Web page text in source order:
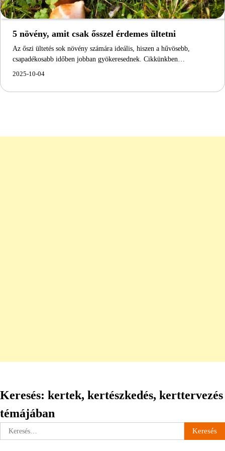
5 növény, amit csak ősszel érdemes ültetni
Az őszi ültetés sok növény számára ideális, hiszen a hűvösebb,
csapadékosabb időben jobban gyökeresednek. Cikkünkben…
2025-10-04
Keresés: kertek, kertészkedés, kerttervezés
témájában
Keresés: